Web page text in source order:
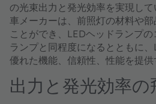
の光束出力と発光効率を実現し
車メーカーは、前照灯の材料や
ことができ、LEDヘッドランプ
ランプと同程度になるとともに
優れた機能、信頼性、性能を提供
出力と発光効率の